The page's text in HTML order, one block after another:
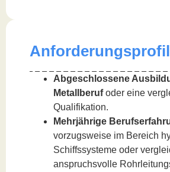
Anforderungsprofil
Abgeschlossene
Metallberufoder eine
Qualifikation.
Mehrjährige
vorzugsweise im Bereich
Schiffssysteme oder
anspruchsvolle